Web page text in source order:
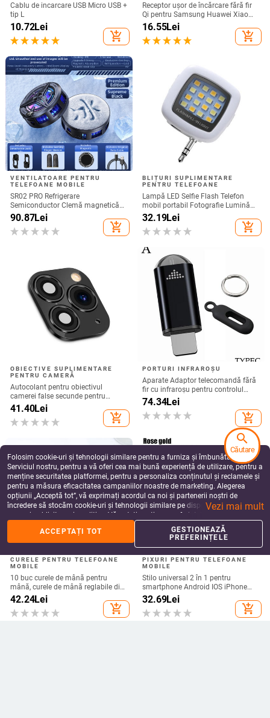
Cablu de incarcare USB Micro USB +
tip L
10.72Lei
add_shopping_cart
Receptor ușor de încărcare fără fir
Qi pentru Samsung Huawei Xiaomi
Adaptor de încărcare rapid fără fir
micro USB tip C universal
16.55Lei
add_shopping_cart
VENTILATOARE PENTRU
TELEFOANE MOBILE
SR02 PRO Refrigerare
Semiconductor Clemă magnetică
spate Radiator telefon mobil Joc
Live Afișaj digital Furnizare directă
din fabrică
90.87Lei
add_shopping_cart
BLIȚURI SUPLIMENTARE
PENTRU TELEFOANE
Lampă LED Selfie Flash Telefon
mobil portabil Fotografie Lumină
de umplere Reîncărcabilă
32.19Lei
add_shopping_cart
OBIECTIVE SUPLIMENTARE
PENTRU CAMERĂ
Autocolant pentru obiectivul
camerei false secunde pentru
upgrade telefon iPhone Protector
de ecran pentru iPhone X / XS Max
Schimbare la iPhone 11 pro Max
41.40Lei
add_shopping_cart
PORTURI INFRAROȘU
Aparate Adaptor telecomandă fără
fir cu infraroșu pentru controlul
aplicației inteligente Telefon
Transmițător cu infraroșu pentru
iPhone și telefon Android
74.34Lei
add_shopping_cart
CURELE PENTRU TELEFOANE
MOBILE
10 buc curele de mână pentru
mână, curele de mână reglabile din
nailon șir de breloc pentru suport
pentru carcasa telefonului mobil,
cameră, USB, insignă
42.24Lei
add_shopping_cart
PIXURI PENTRU TELEFOANE
MOBILE
Stilo universal 2 în 1 pentru
smartphone Android IOS iPhone
iPad Tabletă Pixuri de desen Creion
capacitiv Ecran mobil Stilo tactil
32.69Lei
add_shopping_cart
Folosim cookie-uri și tehnologii similare pentru a furniza și îmbunătăți
Serviciul nostru, pentru a vă oferi cea mai bună experiență de utilizare, pentru a
menține securitatea platformei, pentru a personaliza conținutul și reclamele și
pentru a măsura eficacitatea campaniilor noastre de marketing. Alegerea
opțiunii „Acceptă tot”, vă exprimați acordul ca noi și partenerii noștri de
încredere să stocăm cookie-uri și tehnologii similare pe dispozitivul dvs. în
scopuri publicitare și analitice. Vă puteți gestiona preferințele în orice moment
făcând clic pe „Gestionează preferințele”. Pentru mai multe informații, vă
rugăm să consultațiPolitica noastră de confidențialitate.
Vezi mai mult
ACCEPTAȚI TOT
GESTIONEAZĂ
PREFERINȚELE
search
Căutare